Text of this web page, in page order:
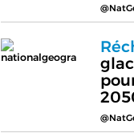
nationalgeogra